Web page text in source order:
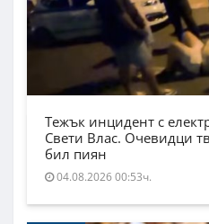
Тежък инцидент с
Свети Влас. Очевидци
бил пиян
04.08.2026 00:53ч.